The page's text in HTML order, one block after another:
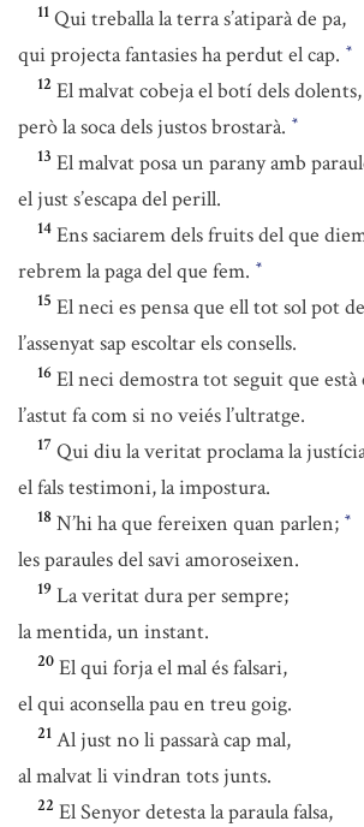
11 Qui treballa la terra s’atiparà de pa,
qui projecta fantasies ha perdut el cap. *
12 El malvat cobeja el botí dels dolents,
però la soca dels justos brostarà. *
13 El malvat posa un parany amb
el just s’escapa del perill.
14 Ens saciarem dels fruits del que
rebrem la paga del que fem. *
15 El neci es pensa que ell tot sol pot
l’assenyat sap escoltar els consells.
16 El neci demostra tot seguit que està
l’astut fa com si no veiés l’ultratge.
17 Qui diu la veritat proclama la
el fals testimoni, la impostura.
18 N’hi ha que fereixen quan parlen; *
les paraules del savi amoroseixen.
19 La veritat dura per sempre;
la mentida, un instant.
20 El qui forja el mal és falsari,
el qui aconsella pau en treu goig.
21 Al just no li passarà cap mal,
al malvat li vindran tots junts.
22 El Senyor detesta la paraula falsa,